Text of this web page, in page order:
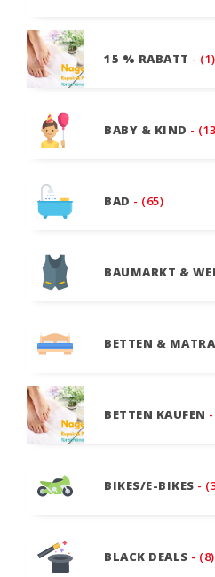
15 % RABATT - (1)
BABY & KIND -
BAD - (65)
BAUMARKT &
BETTEN &
BETTEN KAUFEN
BIKES/E-BIKES -
BLACK DEALS - (8)